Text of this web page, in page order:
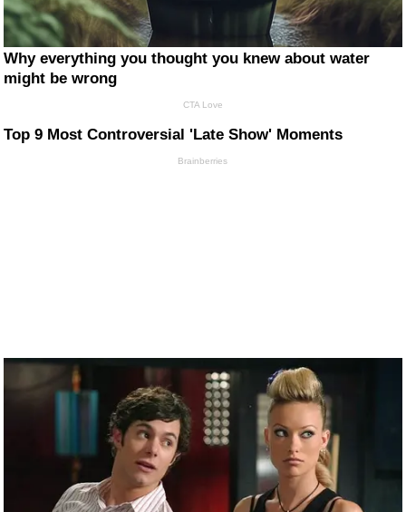
Why everything you thought you knew about water
might be wrong
CTA Love
Top 9 Most Controversial 'Late Show' Moments
Brainberries